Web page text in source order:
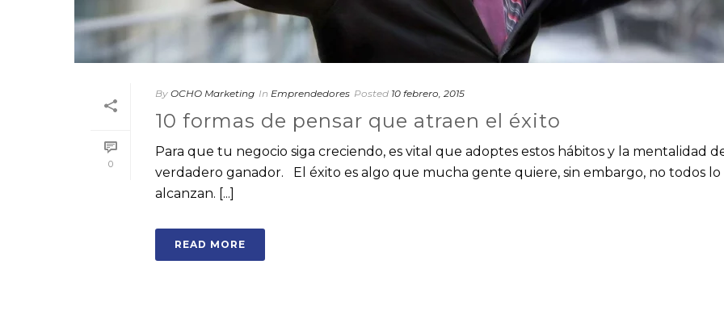
0
By OCHO Marketing In Emprendedores Posted 10 febrero, 2015
10 formas de pensar que atraen el éxito
Para que tu negocio siga creciendo, es vital que adoptes estos hábitos y la mentalidad
verdadero ganador. El éxito es algo que mucha gente quiere, sin embargo, no todos lo
alcanzan. [...]
READ MORE